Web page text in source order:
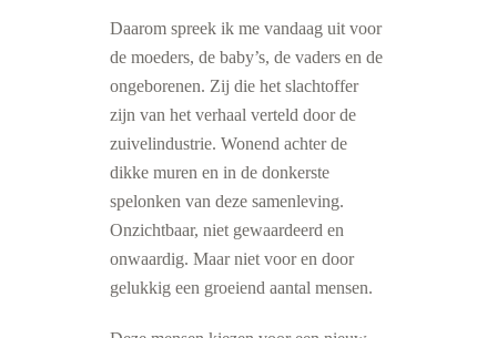
Daarom spreek ik me vandaag uit voor
de moeders, de baby’s, de vaders en de
ongeborenen. Zij die het slachtoffer
zijn van het verhaal verteld door de
zuivelindustrie. Wonend achter de
dikke muren en in de donkerste
spelonken van deze samenleving.
Onzichtbaar, niet gewaardeerd en
onwaardig. Maar niet voor en door
gelukkig een groeiend aantal mensen.